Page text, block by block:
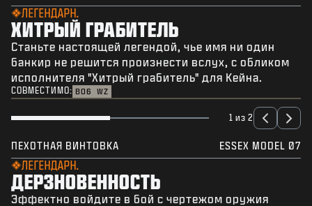
ЛЕГЕНДАРН.
ХИТРЫЙ ГРАБИТЕЛЬ
Станьте настоящей легендой, чье имя ни один
банкир не решится произнести вслух, с обликом
исполнителя "Хитрый грабитель" для Кейна.
СОВМЕСТИМО: BO6 WZ
1 из 2
ПЕХОТНАЯ ВИНТОВКА ESSEX MODEL 07
ЛЕГЕНДАРН.
ДЕРЗНОВЕННОСТЬ
Эффектно войдите в бой с чертежом оружия